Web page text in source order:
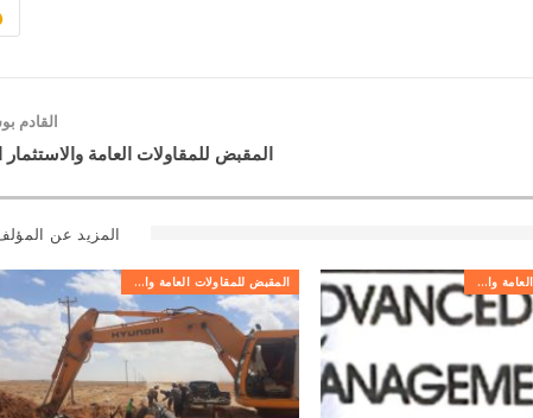
القادم
المقبض للمقاولات العامة والاستثمار
المزيد عن
المقبض للمقاولات العامة والاستثمار العقاري المقبض للمقاولات العامة والاستثمار العقاري